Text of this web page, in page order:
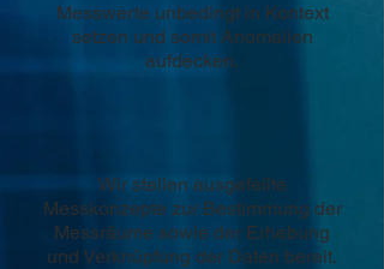
Messwerte unbedingt in Kontext
setzen und somit Anomalien
aufdecken.
Wir stellen ausgefeilte
Messkonzepte zur Bestimmung der
Messräume sowie der Erhebung
und Verknüpfung der Daten bereit.